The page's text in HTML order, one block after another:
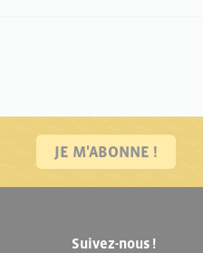
JE M'ABONNE !
Suivez-nous !